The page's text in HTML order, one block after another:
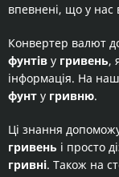
впевнені, що у
Конвертер валют
фунтів у гривень,
інформація. На
фунт у гривню.
Ці знання
гривень і просто
гривні. Також на